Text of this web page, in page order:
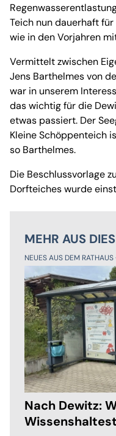
Teich nun dauerhaft
wie in den Vorjahren
Vermittelt zwischen
Jens Barthelmes von
war in unserem
das wichtig für die
etwas passiert. Der
Kleine Schöppenteich
so Barthelmes.
Die Beschlussvorlage
Dorfteiches wurde
MEHR AUS
NEUES AUS DEM RATHAUS
Nach Dewitz: